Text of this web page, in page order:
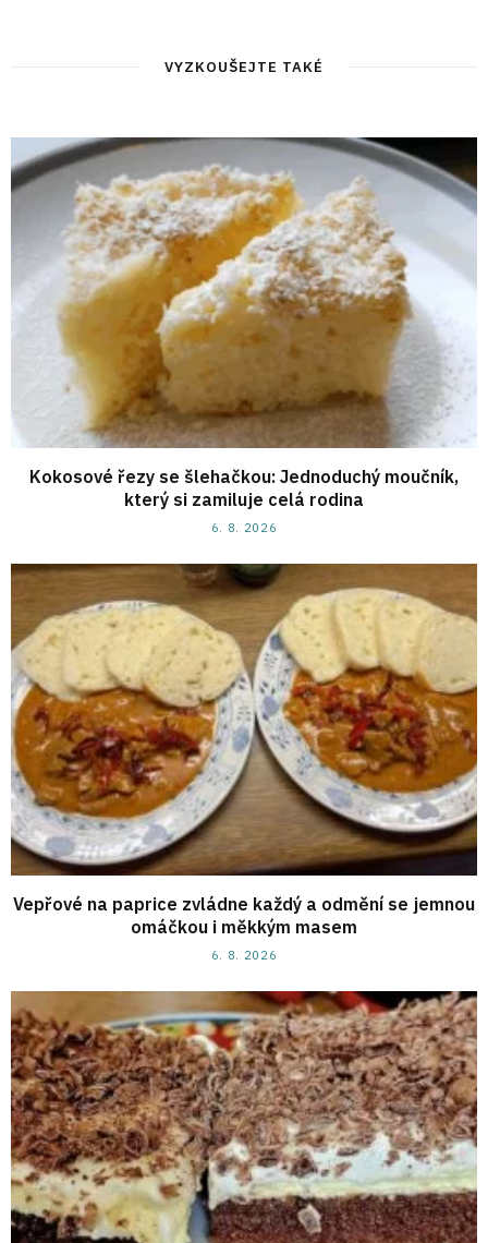
VYZKOUŠEJTE TAKÉ
Kokosové řezy se šlehačkou: Jednoduchý moučník,
který si zamiluje celá rodina
6. 8. 2026
Vepřové na paprice zvládne každý a odmění se jemnou
omáčkou i měkkým masem
6. 8. 2026